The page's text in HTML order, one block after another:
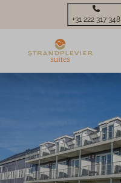
+31 222 317 348